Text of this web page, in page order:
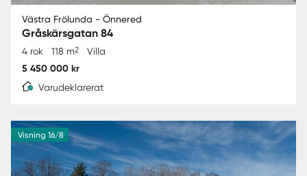
Västra Frölunda - Önnered
Gråskärsgatan 84
4 rok 118 m2 Villa
5 450 000 kr
Varudeklarerat
Visning 16/8